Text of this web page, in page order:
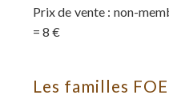
Prix de vente : non-
= 8 €
Les familles